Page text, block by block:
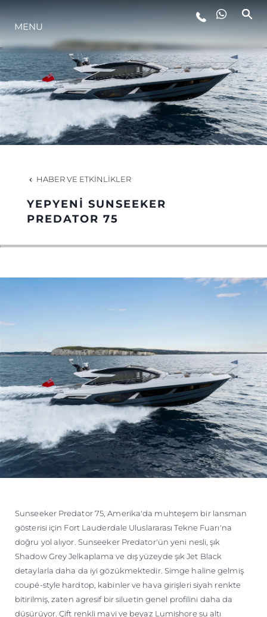
YAŞAM ŞEKLİ
YENILIK
ŞİRKET
MİRAS
TEKNENIZIN PIYASA DEĞERINI
MENU
HABER VE ETKINLIKLER
YEPYENİ SUNSEEKER
PREDATOR 75
Sunseeker Predator 75, Amerika'da muhteşem bir lansman
gösterisi için Fort Lauderdale Uluslararası Tekne Fuarı'na
doğru yol alıyor. Sunseeker Predator'ün yeni nesli, şık
Shadow Grey Jelkaplama ve dış yüzeyde şık Jet Black
detaylarla daha da iyi gözükmektedir. Simge haline gelmiş
coupé-style hardtop, kabinler ve hava girişleri siyah renkte
bitirilmiş, zaten agresif bir siluetin genel profilini daha da
düşürüyor. Çift renkli mavi ve beyaz Lumishore su altı